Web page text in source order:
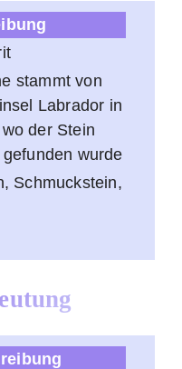
stammt von
Labrador in
der Stein
wurde
Schmuckstein,